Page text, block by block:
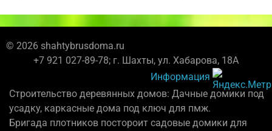
© 2026 shahtybrusdoma.ru
+7 921 027-89-78; г. Шахты, ул. Хабарова, 18А
Информация
Строительство деревянных домов: Дачные домики под
усадку, каркасные дома под ключ для пмж.
Бригада плотников постороит садовые домики для